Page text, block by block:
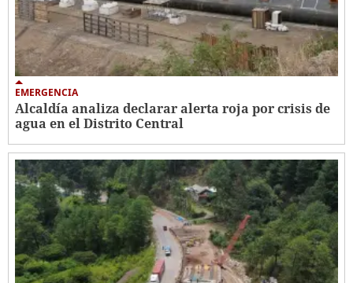
EMERGENCIA
Alcaldía analiza declarar alerta roja por crisis de
agua en el Distrito Central